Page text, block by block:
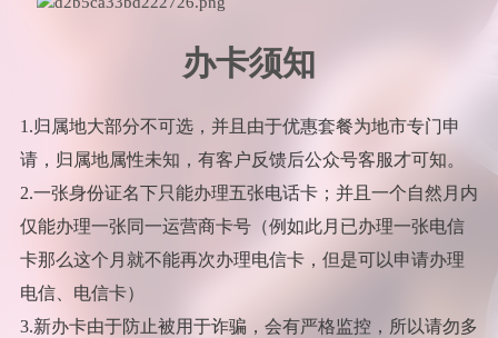
办卡须知
1.归属地大部分不可选，并且由于优惠套餐为地市专门申
请，归属地属性未知，有客户反馈后公众号客服才可知。
2.一张身份证名下只能办理五张电话卡；并且一个自然月内
仅能办理一张同一运营商卡号（例如此月已办理一张电信
卡那么这个月就不能再次办理电信卡，但是可以申请办理
电信、电信卡）
3.新办卡由于防止被用于诈骗，会有严格监控，所以请勿多